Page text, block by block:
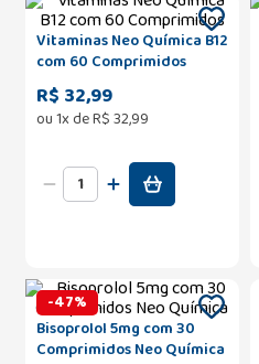
Vitaminas Neo Química B12
com 60 Comprimidos
R$ 32,99
ou1x deR$32,99
-47%
Bisoprolol 5mg com 30
Comprimidos Neo Química